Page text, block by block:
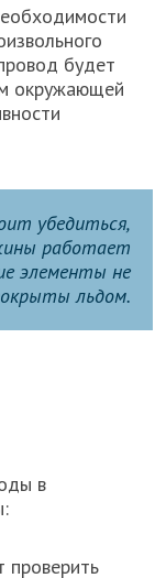
будет
окружающей
убедиться,
работает
элементы не
льдом.
в
проверить